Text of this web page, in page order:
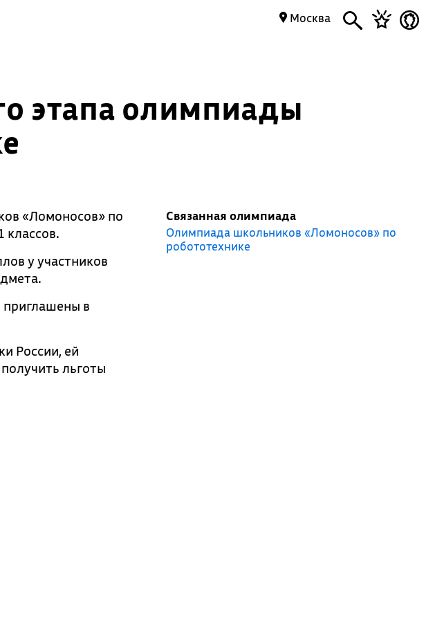
Москва
этапа олимпиады
«Ломоносов» по
классов.
у участников
приглашены в
России, ей
льготы
Связанная олимпиада
Олимпиада школьников «Ломоносов» по
робототехнике